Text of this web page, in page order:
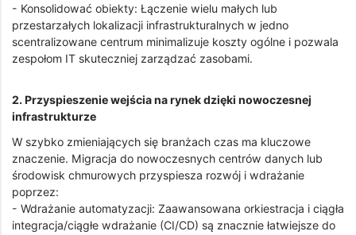
- Konsolidować obiekty: Łączenie wielu małych lub
przestarzałych lokalizacji infrastrukturalnych w jedno
scentralizowane centrum minimalizuje koszty ogólne i pozwala
zespołom IT skuteczniej zarządzać zasobami.
2. Przyspieszenie wejścia na rynek dzięki nowoczesnej
infrastrukturze
W szybko zmieniających się branżach czas ma kluczowe
znaczenie. Migracja do nowoczesnych centrów danych lub
środowisk chmurowych przyspiesza rozwój i wdrażanie
poprzez:
- Wdrażanie automatyzacji: Zaawansowana orkiestracja i ciągła
integracja/ciągłe wdrażanie (CI/CD) są znacznie łatwiejsze do